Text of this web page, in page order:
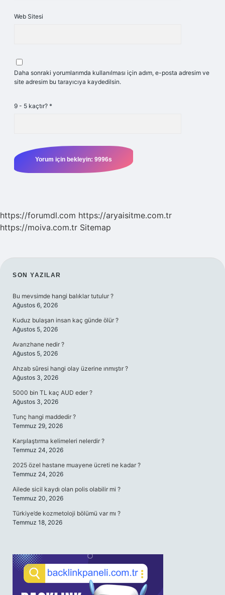
Web Sitesi
Daha sonraki yorumlarımda kullanılması için adım, e-posta adresim ve
site adresim bu tarayıcıya kaydedilsin.
9 - 5 kaçtır? *
https://forumdl.com https://aryaisitme.com.tr
https://moiva.com.tr Sitemap
SIDEBAR
SON YAZILAR
Bu mevsimde hangi balıklar tutulur ?
Ağustos 6, 2026
Kuduz bulaşan insan kaç günde ölür ?
Ağustos 5, 2026
Avarızhane nedir ?
Ağustos 5, 2026
Ahzab sûresi hangi olay üzerine ınmıştır ?
Ağustos 3, 2026
5000 bin TL kaç AUD eder ?
Ağustos 3, 2026
Tunç hangi maddedir ?
Temmuz 29, 2026
Karşılaştırma kelimeleri nelerdir ?
Temmuz 24, 2026
2025 özel hastane muayene ücreti ne kadar ?
Temmuz 24, 2026
Ailede sicil kaydı olan polis olabilir mi ?
Temmuz 20, 2026
Türkiye’de kozmetoloji bölümü var mı ?
Temmuz 18, 2026